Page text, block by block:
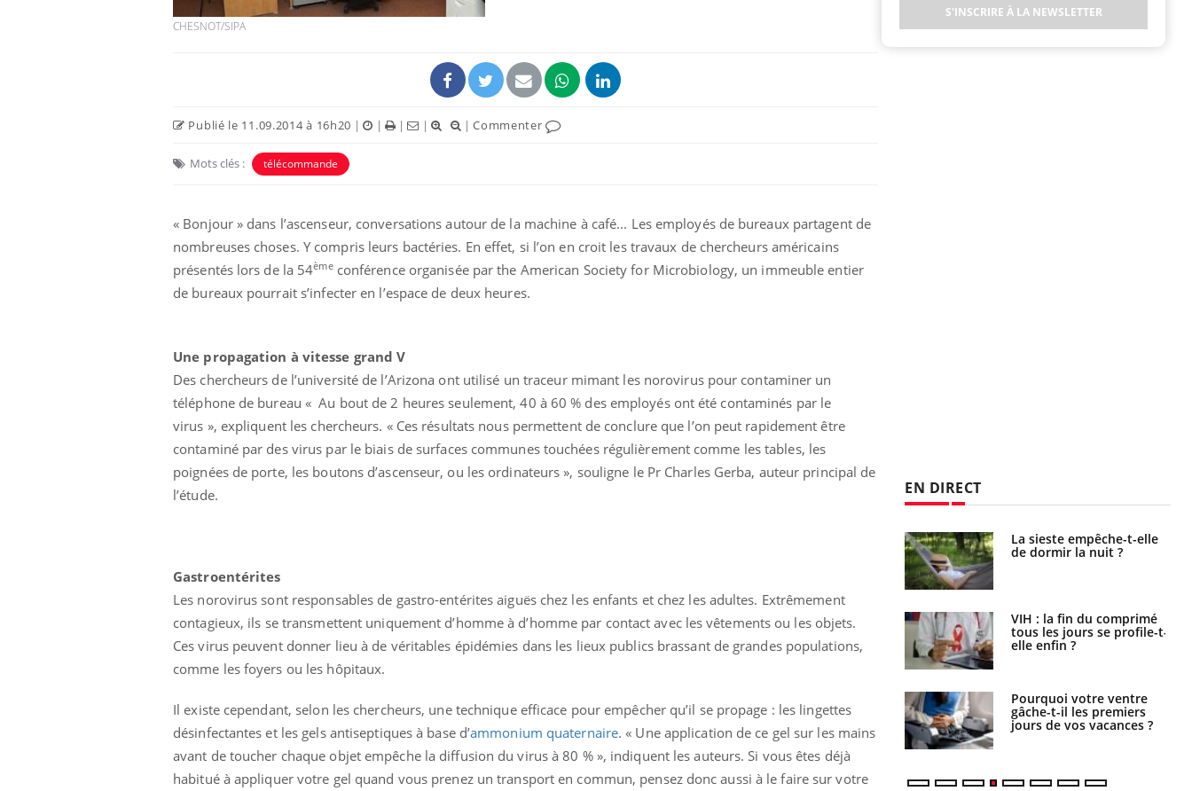
CHESNOT/SIPA
Publié le 11.09.2014 à 16h20 | | | | |Commenter
Mots clés : télécommande
« Bonjour » dans l’ascenseur, conversations autour de la machine à café... Les employés de bureaux partagent de
nombreuses choses. Y compris leurs bactéries. En effet, si l’on en croit les travaux de chercheurs américains
présentés lors de la 54èmeconférence organisée par the American Society for Microbiology, un immeuble entier
de bureaux pourrait s’infecter en l’espace de deux heures.
Une propagation à vitesse grand V
Des chercheurs de l’université de l’Arizona ont utilisé un traceur mimant les norovirus pour contaminer un
téléphone de bureau « Au bout de 2 heures seulement, 40 à 60 % des employés ont été contaminés par le
virus », expliquent les chercheurs. « Ces résultats nous permettent de conclure que l’on peut rapidement être
contaminé par des virus par le biais de surfaces communes touchées régulièrement comme les tables, les
poignées de porte, les boutons d’ascenseur, ou les ordinateurs », souligne le Pr Charles Gerba, auteur principal de
l’étude.
Gastroentérites
Les norovirus sont responsables de gastro-entérites aiguës chez les enfants et chez les adultes. Extrêmement
contagieux, ils se transmettent uniquement d’homme à d’homme par contact avec les vêtements ou les objets.
Ces virus peuvent donner lieu à de véritables épidémies dans les lieux publics brassant de grandes populations,
comme les foyers ou les hôpitaux.
Il existe cependant, selon les chercheurs, une technique efficace pour empêcher qu’il se propage : les lingettes
désinfectantes et les gels antiseptiques à base d’ammonium quaternaire. « Une application de ce gel sur les mains
avant de toucher chaque objet empêche la diffusion du virus à 80 % », indiquent les auteurs. Si vous êtes déjà
habitué à appliquer votre gel quand vous prenez un transport en commun, pensez donc aussi à le faire sur votre
EN DIRECT
Mortalité infantile : un
rapport s’interroge sur
son taux élevé en France
naturel attire l'attention
des chercheurs
Toujours connectés :
comment le travail
empiète de plus en plus
stratégie simple aurait
changé la donne au Pays
basque
Les médicaments GLP-1
protègent-ils aussi les os
?
change dans la prise en
charge des femmes
enceintes
La sieste empêche-t-elle
de dormir la nuit ?
VIH : la fin du comprimé
tous les jours se profile-t-
elle enfin ?
Pourquoi votre ventre
gâche-t-il les premiers
jours de vos vacances ?
S'INSCRIRE À LA NEWSLETTER